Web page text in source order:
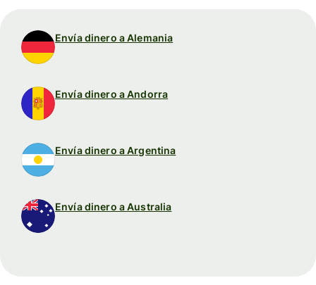
Envía dinero a Alemania
Envía dinero a Andorra
Envía dinero a Argentina
Envía dinero a Australia